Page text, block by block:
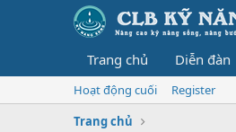
Trang chủ Diễn đàn
Hoạt động cuối
Register
Trang chủ